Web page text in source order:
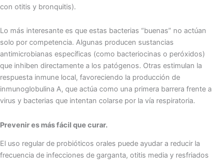
con otitis y bronquitis).
Lo más interesante es que estas bacterias “buenas” no actúan
solo por competencia. Algunas producen sustancias
antimicrobianas específicas (como bacteriocinas o peróxidos)
que inhiben directamente a los patógenos. Otras estimulan la
respuesta inmune local, favoreciendo la producción de
inmunoglobulina A, que actúa como una primera barrera frente a
virus y bacterias que intentan colarse por la vía respiratoria.
Prevenir es más fácil que curar.
El uso regular de probióticos orales puede ayudar a reducir la
frecuencia de infecciones de garganta, otitis media y resfriados